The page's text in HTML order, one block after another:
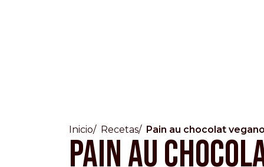
Countries
Inicio Recetas Pain au chocolat vegano
Pain au